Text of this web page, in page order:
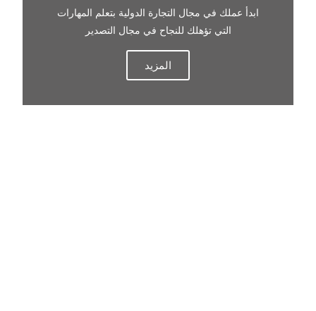
ابدأ عملك في مجال التجارة الدولية بتعلم المهارات
التي تؤهلك للنجاح في مجال التصدير
المزيد